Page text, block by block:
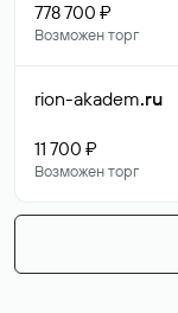
778 700 ₽
Возможен торг
rion-akadem.ru
11 700 ₽
Возможен торг